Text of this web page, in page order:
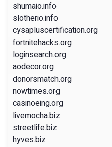
shumaio.info
slotherio.info
cysapluscertification.org
fortnitehacks.org
loginsearch.org
aodecor.org
donorsmatch.org
nowtimes.org
casinoeing.org
livemocha.biz
streetlife.biz
hyves.biz